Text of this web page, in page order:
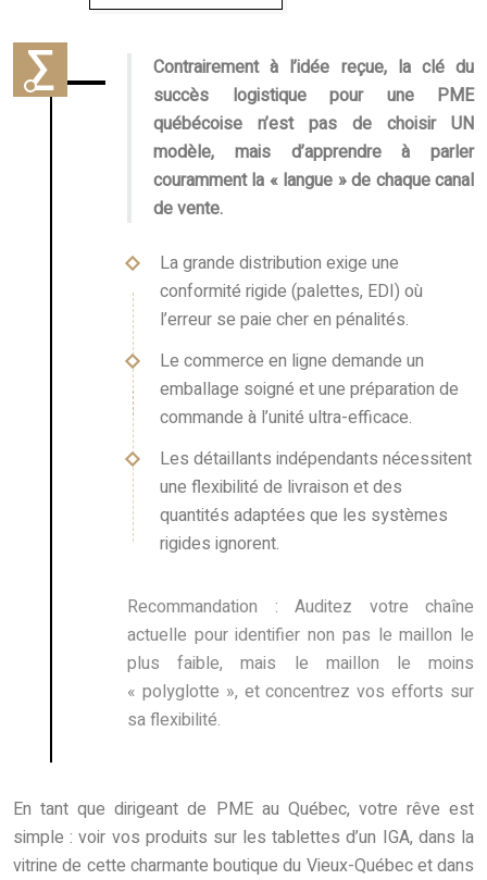
Contrairement à l’idée reçue, la clé du
succès logistique pour une PME
québécoise n’est pas de choisir UN
modèle, mais d’apprendre à parler
couramment la « langue » de chaque canal
de vente.
La grande distribution exige une
conformité rigide (palettes, EDI) où
l’erreur se paie cher en pénalités.
Le commerce en ligne demande un
emballage soigné et une préparation de
commande à l’unité ultra-efficace.
Les détaillants indépendants nécessitent
une flexibilité de livraison et des
quantités adaptées que les systèmes
rigides ignorent.
Recommandation : Auditez votre chaîne
actuelle pour identifier non pas le maillon le
plus faible, mais le maillon le moins
« polyglotte », et concentrez vos efforts sur
sa flexibilité.
En tant que dirigeant de PME au Québec, votre rêve est
simple : voir vos produits sur les tablettes d’un IGA, dans la
vitrine de cette charmante boutique du Vieux-Québec et dans